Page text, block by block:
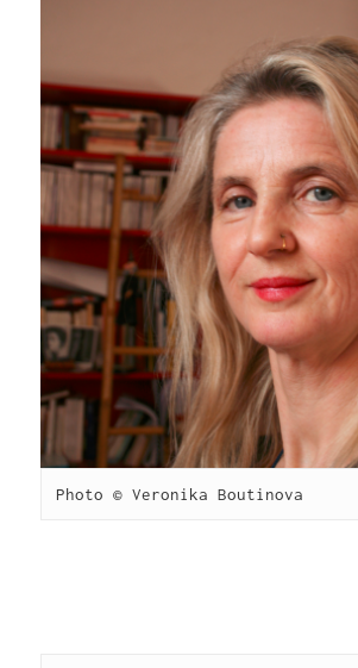
Photo © Veronika Boutinova